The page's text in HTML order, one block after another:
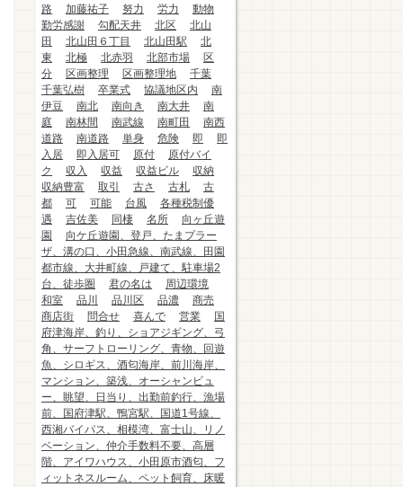
路
加藤祐子 努力 労力
動物
勤労感謝
勾配天井 北区
北山
田
北山田６丁目 北山田駅
北
東
北極 北赤羽 北部市場
区
分
区画整理 区画整理地
千葉
千葉弘樹
卒業式 協議地区内
南
伊豆
南北 南向き 南大井
南
庭
南林間 南武線 南町田
南西
道路
南道路 単身 危険 即
即
入居
即入居可 原付
原付バイ
ク
収入 収益 収益ビル
収納
収納豊富
取引 古さ 古札
古
都
可 可能 台風
各種税制優
遇
吉佐美 同棲 名所
向ヶ丘遊
園
向ケ丘遊園、登戸、たまプラー
ザ、溝の口、小田急線、南武線、田園
都市線、大井町線、戸建て、駐車場2
台、徒歩圏
君の名は
周辺環境
和室
品川 品川区 品濃
商売
商店街
問合せ 喜んで 営業
国
府津海岸、釣り、ショアジギング、弓
角、サーフトローリング、青物、回遊
魚、シロギス、酒匂海岸、前川海岸、
マンション、築浅、オーシャンビュ
ー、眺望、日当り、出勤前釣行、漁場
前、国府津駅、鴨宮駅、国道1号線、
西湘バイパス、相模湾、富士山、リノ
ベーション、仲介手数料不要、高層
階、アイワハウス、小田原市酒匂、フ
ィットネスルーム、ペット飼育、床暖